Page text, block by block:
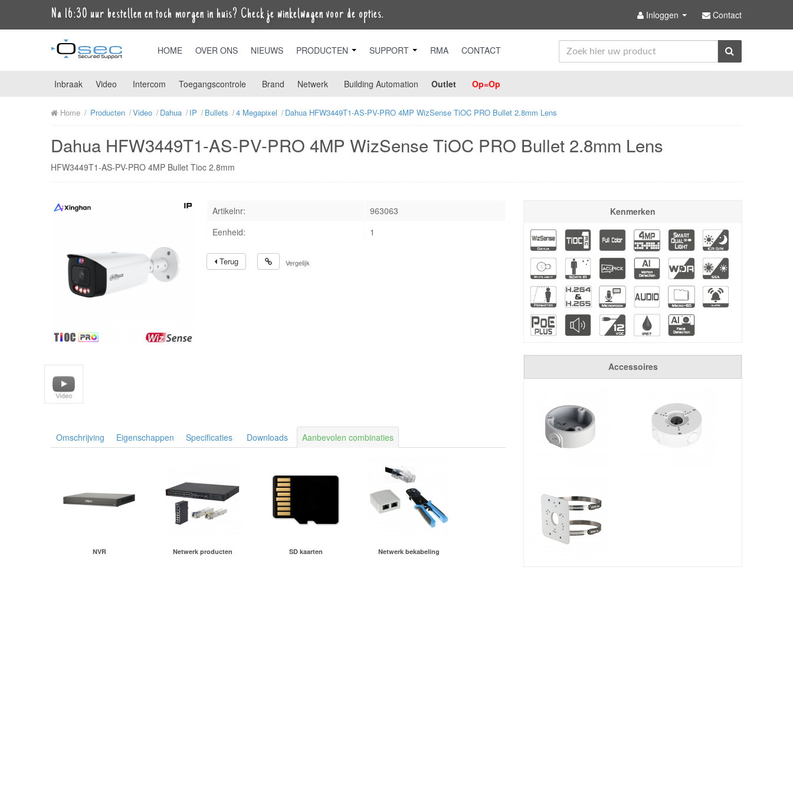
Na 16:30 uur bestellen en toch morgen in huis? Check je winkelwagen voor de opties. Inloggen Contact
HOME OVER ONS NIEUWS PRODUCTEN SUPPORT RMA CONTACT
Inbraak Video Intercom Toegangscontrole Brand Netwerk Building Automation Outlet Op=Op
Home Producten Video Dahua IP Bullets 4 Megapixel Dahua HFW3449T1-AS-PV-PRO 4MP WizSense TiOC PRO Bullet 2.8mm Lens
Dahua HFW3449T1-AS-PV-PRO 4MP WizSense TiOC PRO Bullet 2.8mm Lens
HFW3449T1-AS-PV-PRO 4MP Bullet Tioc 2.8mm
Artikelnr:
963063
Eenheid:
1
Terug Vergelijk
Omschrijving Eigenschappen Specificaties Downloads Aanbevolen combinaties
NVR Netwerk producten SD kaarten Netwerk bekabeling
Kenmerken
Accessoires